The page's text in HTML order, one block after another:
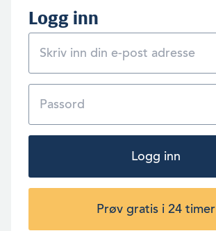
Logg inn
Logg inn
Prøv gratis i 24 timer